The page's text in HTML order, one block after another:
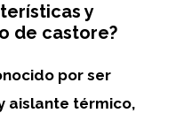
y
de castore?
por ser
aislante térmico,